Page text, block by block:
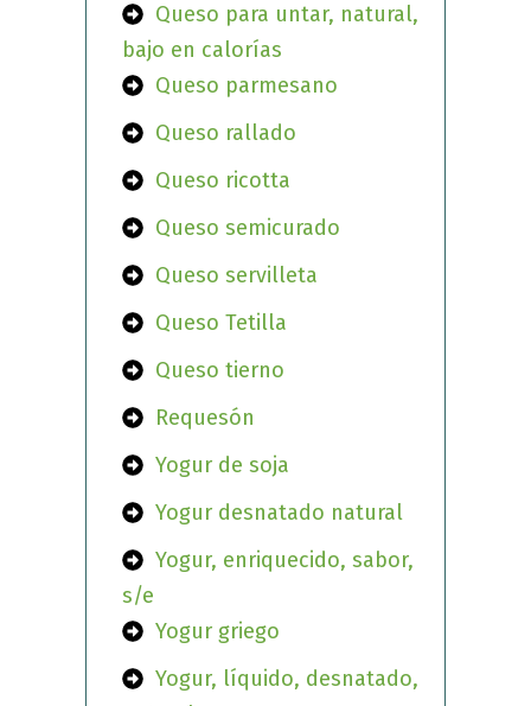
Queso para untar, natural,
bajo en calorías
Queso parmesano
Queso rallado
Queso ricotta
Queso semicurado
Queso servilleta
Queso Tetilla
Queso tierno
Requesón
Yogur de soja
Yogur desnatado natural
Yogur, enriquecido, sabor,
s/e
Yogur griego
Yogur, líquido, desnatado,